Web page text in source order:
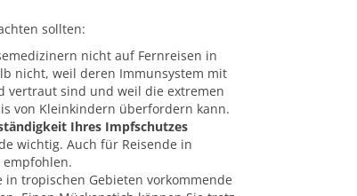
sollten:
nicht auf Fernreisen in
nicht, weil deren Immunsystem mit
vertraut sind und weil die extremen
von Kleinkindern überfordern kann.
Ihres Impfschutzes
wichtig. Auch für Reisende in
in tropischen Gebieten vorkommende